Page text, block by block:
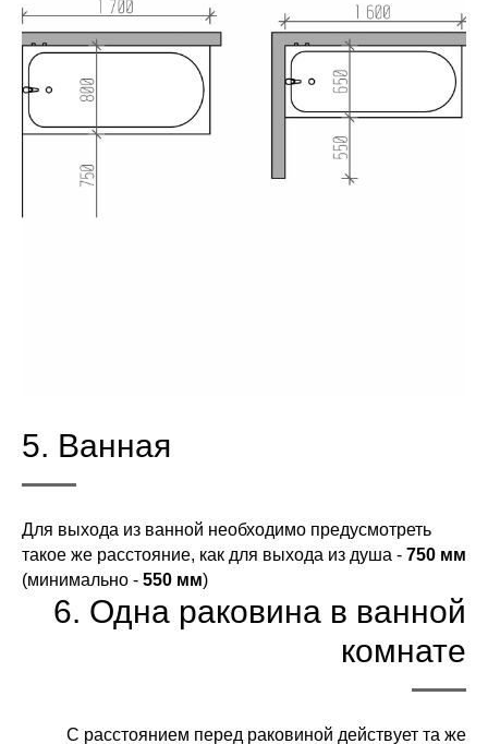
5. Ванная
Для выхода из ванной необходимо предусмотреть
такое же расстояние, как для выхода из душа - 750 мм
(минимально - 550 мм)
6. Одна раковина в ванной
комнате
С расстоянием перед раковиной действует та же